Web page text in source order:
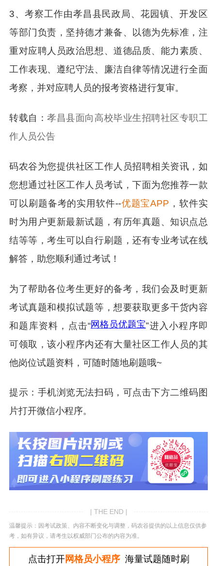
3、考察工作由孝昌县民政局、花园镇、开发区
等部门负责，坚持德才兼备、以德为先标准，注
重对应聘人员政治思想、道德品质、能力素质、
工作表现、遵纪守法、廉洁自律等情况进行全面
考察，并对应聘人员的报考资格进行复审。
转载自：孝昌县面向高校毕业生招聘社区专职工
作人员公告
码农谷为您提供社区工作人员招聘相关资讯，如
您想通过社区工作人员考试，下面为您推荐一款
可以刷题备考的实用软件--优题宝APP ，软件实
时为用户更新最新试题，有历年真题、知识点总
结等等，考生可以自行刷题，还有专业考试在线
解答，助您顺利通过考试！
为了帮助各位考生更好的备考，我们会及时更新
考试真题和模拟试题等，想要获取更多干货内容
和题库资料，点击“网格员优题宝”进入小程序即
可领取，该小程序内还有大量社区工作人员的其
他岗位试题资料，可随时随地刷题哦~
提示：手机浏览无法扫码，可点击下方二维码图
片打开微信小程序。
| THE END |
温馨提示：因考试政策、内容不断变化与调整，码农谷提供的以上信息仅供参
考，如有异议，请考生以权威部门公布的内容为准。
点击打开网格员小程序海量试题随时刷